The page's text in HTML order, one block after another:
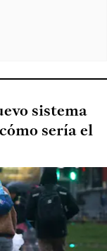
sistema
sería el